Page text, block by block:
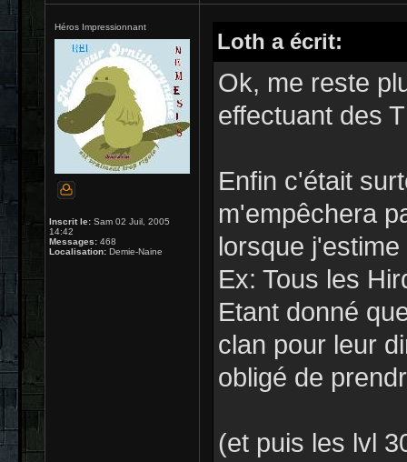
Héros Impressionnant
Inscrit le: Sam 02 Juil, 2005
14:42
Messages: 468
Localisation: Demie-Naine
Loth a écrit:
Ok, me reste
effectuant des
Enfin c'était
m'empêchera
lorsque
Ex: Tous les
Etant donné
clan pour leur
obligé de
(et puis les lvl